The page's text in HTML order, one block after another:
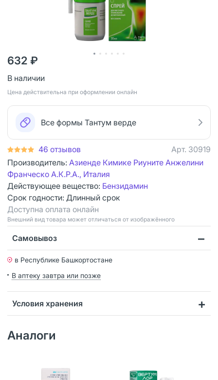
632 ₽
В наличии
Цена действительна при оформлении онлайн
Все формы Тантум верде
46 отзывов Арт. 30919
Производитель: Азиенде Кимике Риуните Анжелини
Франческо А.К.Р.А., Италия
Действующее вещество: Бензидамин
Срок годности: Длинный срок
Доступна оплата онлайн
Bнешний вид товара может отличаться от изображённого
Самовывоз
в Республике Башкортостане
В аптеку завтра или позже
Условия хранения
Аналоги